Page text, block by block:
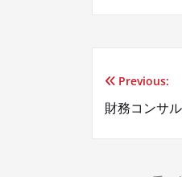
投Previous:
財務コンサ